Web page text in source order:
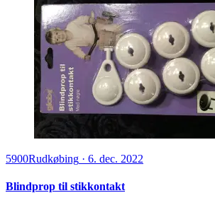
5900Rudkøbing · 6. dec. 2022
Blindprop til stikkontakt